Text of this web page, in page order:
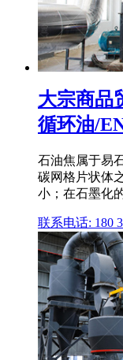
大宗商品
循环油/
石油焦属于易
碳网格片状体
小；在石墨化
联系电话: 180